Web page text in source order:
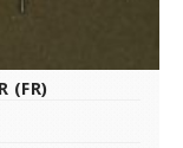
(FR)